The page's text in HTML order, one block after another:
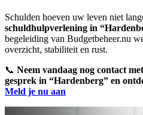
Schulden hoeven uw leven niet
schuldhulpverlening in
begeleiding van Budgetbeheer.nu
overzicht, stabiliteit en rust.
📞 Neem vandaag nog contact
gesprek in “Hardenberg” en
Meld je nu aan